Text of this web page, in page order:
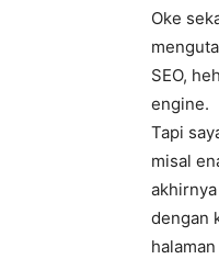
Oke
SEO,
engine.
Tapi
misal
dengan